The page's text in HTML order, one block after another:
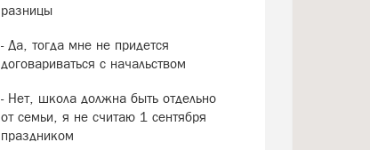
разницы
- Да, тогда мне не придется
договариваться с начальством
- Нет, школа должна быть отдельно
от семьи, я не считаю 1 сентября
праздником